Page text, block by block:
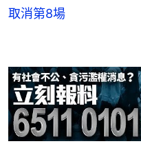
取消第8場